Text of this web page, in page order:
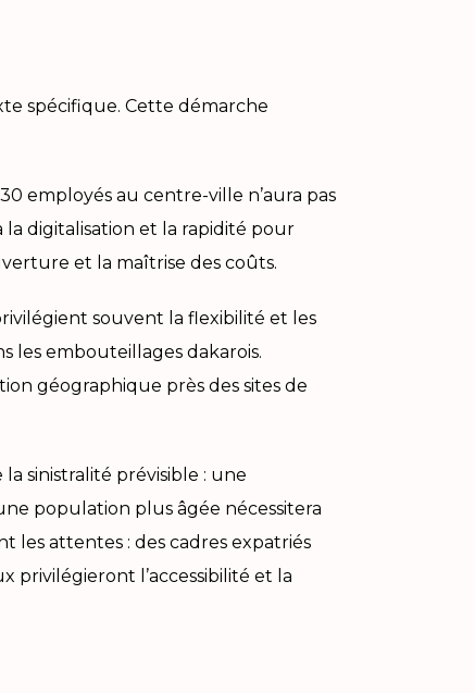
spécifique. Cette démarche
employés au centre-ville n’aura pas
la digitalisation et la rapidité pour
et la maîtrise des coûts.
souvent la flexibilité et les
les embouteillages dakarois.
géographique près des sites de
sinistralité prévisible : une
population plus âgée nécessitera
les attentes : des cadres expatriés
l’accessibilité et la